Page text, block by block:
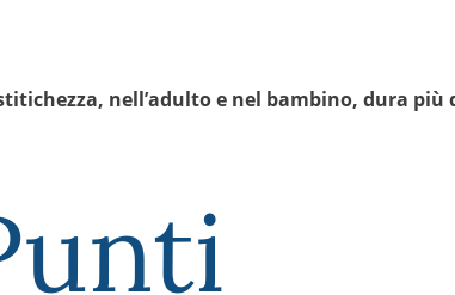
nell’adulto e nel bambino, dura